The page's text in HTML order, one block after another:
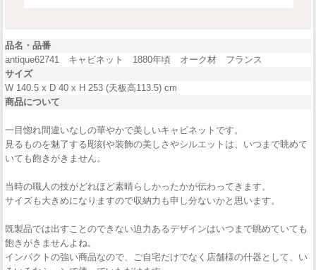
品名・品番
antique62741 キャビネット 1880年頃 オーク材 フランス
サイズ
W 140.5 x D 40 x H 253 (天板高113.5) cm
商品について
一目惚れ間違いなしの華やかで美しいキャビネットです。
見るものを魅了する彫刻や装飾の美しさやシルエットは、いつまで眺めて
いても飽きがきません。
当時の職人の技がどれほど素晴らしかったかが伝わってきます。
サイズも大きめになりますので収納力も申し分ないかと思います。
既製品では出すことのできない迫力あるデザインはいつまで眺めていても
飽きがきませんよね。
インパクトの強い商品なので、ご自宅だけでなく店舗様の什器として、い